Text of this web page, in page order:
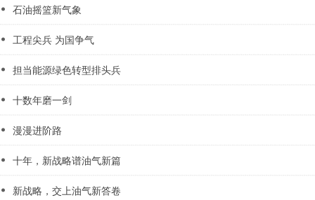
石油摇篮新气象
工程尖兵 为国争气
担当能源绿色转型排头兵
十数年磨一剑
漫漫进阶路
十年，新战略谱油气新篇
新战略，交上油气新答卷